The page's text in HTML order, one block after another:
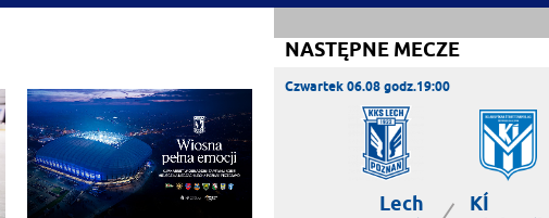
NASTĘPNE MECZE
Czwartek 06.08 godz.19:00
Lech
KÍ